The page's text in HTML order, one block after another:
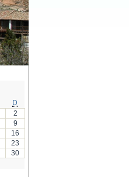
D
2
9
16
23
30